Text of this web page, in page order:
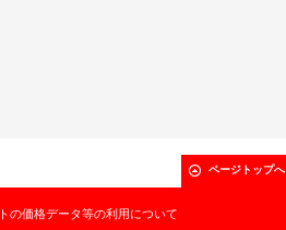
ページトップへ
の価格データ等の利用について